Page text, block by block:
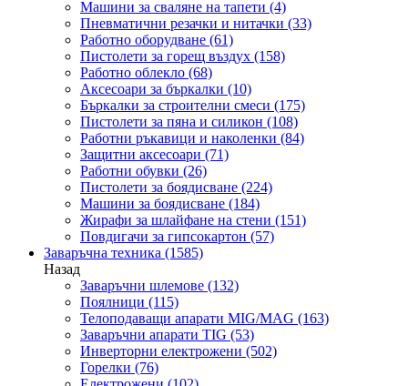
Машини за сваляне на тапети (4)
Пневматични резачки и нитачки (33)
Работно оборудване (61)
Пистолети за горещ въздух (158)
Работно облекло (68)
Аксесоари за бъркалки (10)
Бъркалки за строителни смеси (175)
Пистолети за пяна и силикон (108)
Работни ръкавици и наколенки (84)
Защитни аксесоари (71)
Работни обувки (26)
Пистолети за боядисване (224)
Машини за боядисване (184)
Жирафи за шлайфане на стени (151)
Повдигачи за гипсокартон (57)
Заваръчна техника (1585)
Назад
Заваръчни шлемове (132)
Поялници (115)
Телоподаващи апарати MIG/MAG (163)
Заваръчни апарати TIG (53)
Инверторни електрожени (502)
Горелки (76)